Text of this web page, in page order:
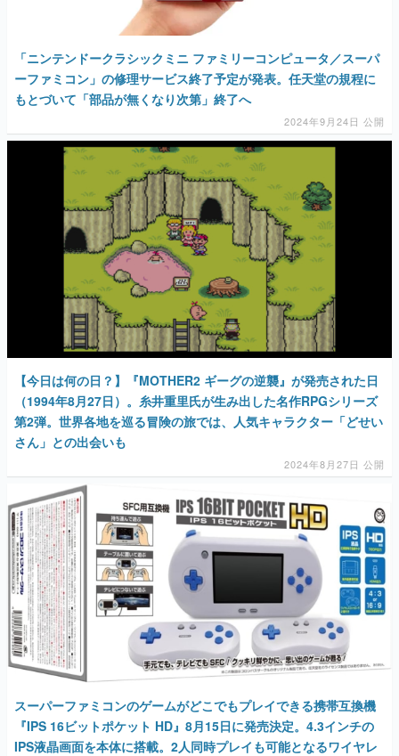
「ニンテンドークラシックミニ ファミリーコンピュータ／スーパ
ーファミコン」の修理サービス終了予定が発表。任天堂の規程に
もとづいて「部品が無くなり次第」終了へ
2024年9月24日 公開
【今日は何の日？】『MOTHER2 ギーグの逆襲』が発売された日
（1994年8月27日）。糸井重里氏が生み出した名作RPGシリーズ
第2弾。世界各地を巡る冒険の旅では、人気キャラクター「どせい
さん」との出会いも
2024年8月27日 公開
スーパーファミコンのゲームがどこでもプレイできる携帯互換機
『IPS 16ビットポケット HD』8月15日に発売決定。4.3インチの
IPS液晶画面を本体に搭載。2人同時プレイも可能となるワイヤレ